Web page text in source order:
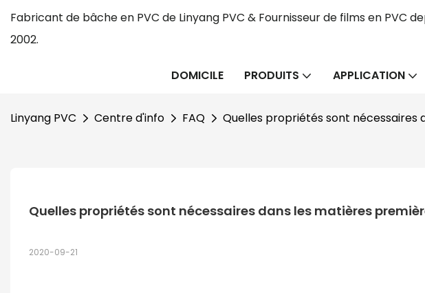
Fabricant de bâche en PVC de Linyang PVC & Fournisseur de films en PVC
2002.
DOMICILE PRODUITS APPLICATION
Linyang PVC Centre d'info FAQ Quelles propriétés sont nécessaires
Quelles propriétés sont nécessaires dans les matières
2020-09-21